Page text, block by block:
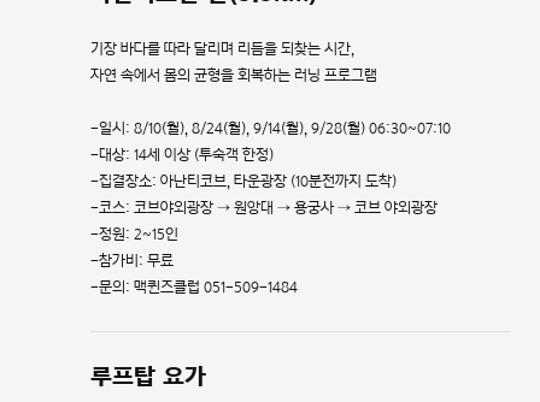
기장 바다를 따라 달리며 리듬을 되찾는 시간,
자연 속에서 몸의 균형을 회복하는 러닝 프로그램
-일시: 8/10(월), 8/24(월), 9/14(월), 9/28(월) 06:30~07:10
-대상: 14세 이상 (투숙객 한정)
-집결장소: 아난티코브, 타운광장 (10분전까지 도착)
-코스: 코브야외광장 → 원앙대 → 용궁사 → 코브 야외광장
-정원: 2~15인
-참가비: 무료
-문의: 맥퀸즈클럽 051-509-1484
루프탑요가